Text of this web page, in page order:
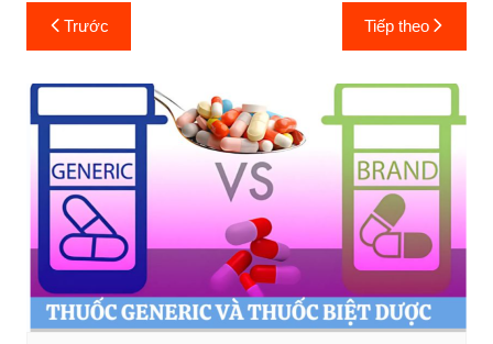
Điều
hướng
bài
viết
Trước Tiếp theo